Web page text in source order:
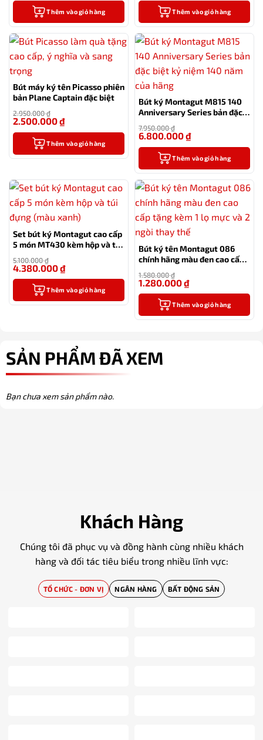
Thêm vào giỏ hàng Thêm vào giỏ hàng
Bút máy ký tên Picasso phiên
bản Plane Captain đặc biệt
2.950.000₫
2.500.000₫
Thêm vào giỏ hàng
Bút ký Montagut M815 140
Anniversary Series bản đặc
hãng
7.950.000₫
6.800.000₫
Thêm vào giỏ hàng
Set bút ký Montagut cao cấp
5 món MT430 kèm hộp và túi
5.100.000₫
4.380.000₫
Thêm vào giỏ hàng
Bút ký tên Montagut 086
chính hãng màu đen cao cấp
thay thế
1.580.000₫
1.280.000₫
Thêm vào giỏ hàng
SẢN PHẨM ĐÃ XEM
Bạn chưa xem sản phẩm nào.
Khách Hàng
Chúng tôi đã phục vụ và đồng hành cùng nhiều khách
hàng và đối tác tiêu biểu trong nhiều lĩnh vực:
TỔ CHỨC - ĐƠN VỊ NGÂN HÀNG BẤT ĐỘNG SẢN